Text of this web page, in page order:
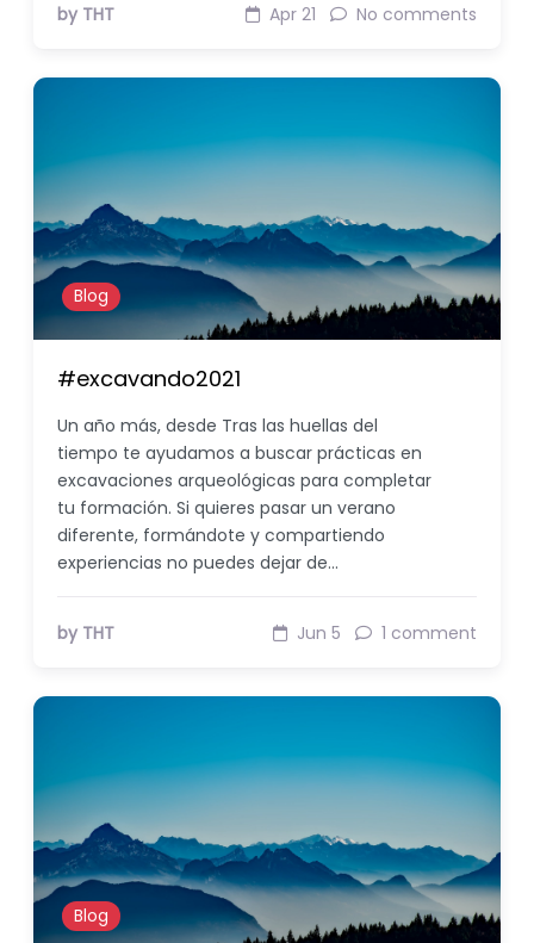
by THT Apr 21 No comments
Blog
#excavando2021
Un año más, desde Tras las huellas del
tiempo te ayudamos a buscar prácticas en
excavaciones arqueológicas para completar
tu formación. Si quieres pasar un verano
diferente, formándote y compartiendo
experiencias no puedes dejar de…
by THT Jun 5 1 comment
Blog